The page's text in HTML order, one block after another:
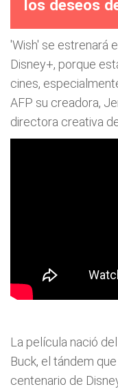
los deseos
'Wish' se estrenará
Disney+, porque
cines,
AFP su creadora,
directora creativa
La película nació
Buck, el tándem
centenario de